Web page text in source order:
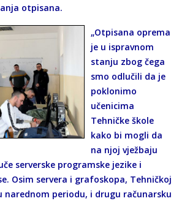
otpisana.
„Otpisana oprema
je u ispravnom
stanju zbog čega
smo odlučili da je
poklonimo
učenicima
Tehničke škole
kako bi mogli da
na njoj vježbaju
serverske programske jezike i
Osim servera i grafoskopa, Tehničkoj
narednom periodu, i drugu računarsku